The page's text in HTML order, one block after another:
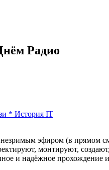
Радио
* История IT
эфиром (в прямом
монтируют,
и надёжное